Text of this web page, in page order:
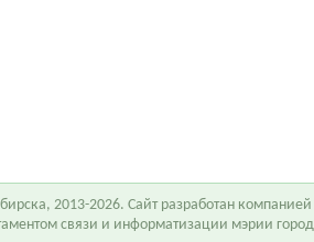
2013-2026. Сайт разработан компанией
связи и информатизации мэрии